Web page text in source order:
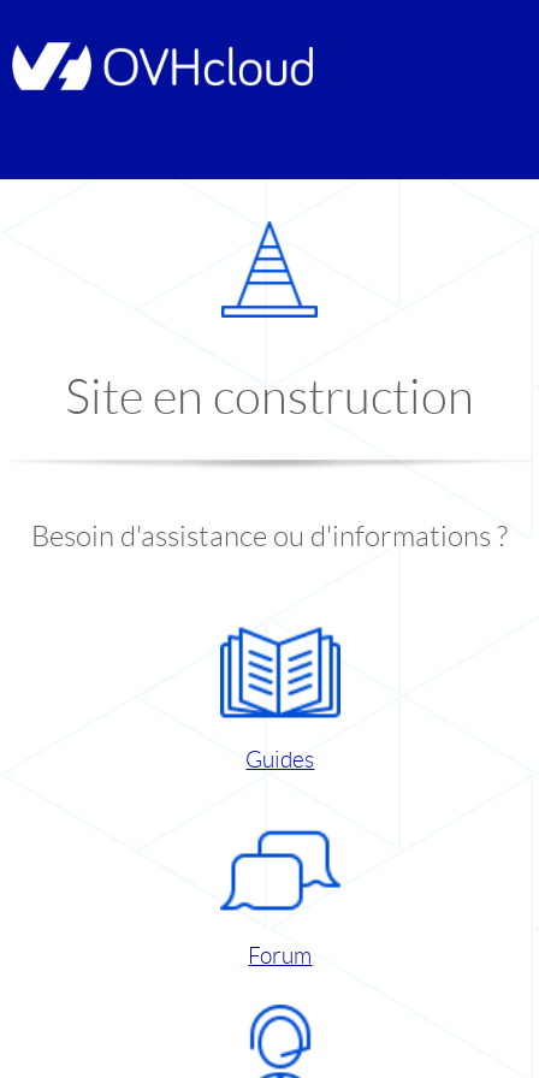
Site en construction
Besoin d'assistance ou d'informations ?
Guides
Forum